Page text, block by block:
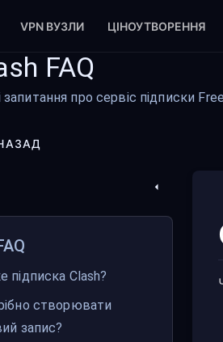
VPN ВУЗЛИ ЦІНОУТВОРЕННЯ
FAQ
запитання про сервіс підписки
підписка Clash?
створювати
запис?